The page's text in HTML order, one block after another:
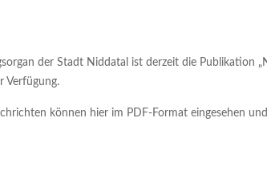
der Stadt Niddatal ist derzeit die Publikation
Verfügung.
können hier im PDF-Format eingesehen